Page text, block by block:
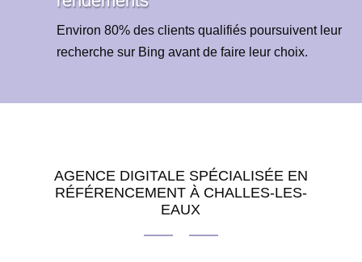
Environ 80% des clients qualifiés poursuivent leur
recherche sur Bing avant de faire leur choix.
AGENCE DIGITALE SPÉCIALISÉE EN
RÉFÉRENCEMENT À CHALLES-LES-
EAUX